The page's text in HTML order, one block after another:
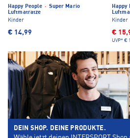
Happy People · Super Mario
Luftmatratze
Kinder
€ 14,99
Happy
Kinder
€
UVP* €
DEIN SHOP. DEINE PRODUKTE.